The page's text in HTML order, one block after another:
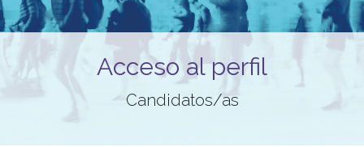
Acceso al perfil
Candidatos/as